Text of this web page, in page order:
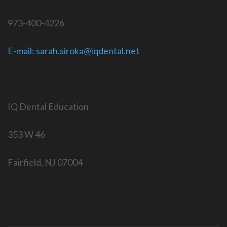
973-400-4226
E-mail: sarah.siroka@iqdental.net
IQ Dental Education
353 W 46
Fairfield, NJ 07004